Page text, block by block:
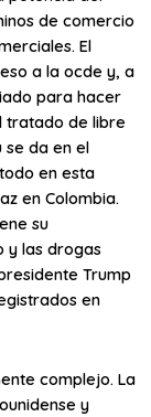
de comercio
El
a la ocde y, a
para hacer
tratado de libre
se da en el
en esta
en Colombia.
su
y las drogas
Trump
en
complejo. La
y